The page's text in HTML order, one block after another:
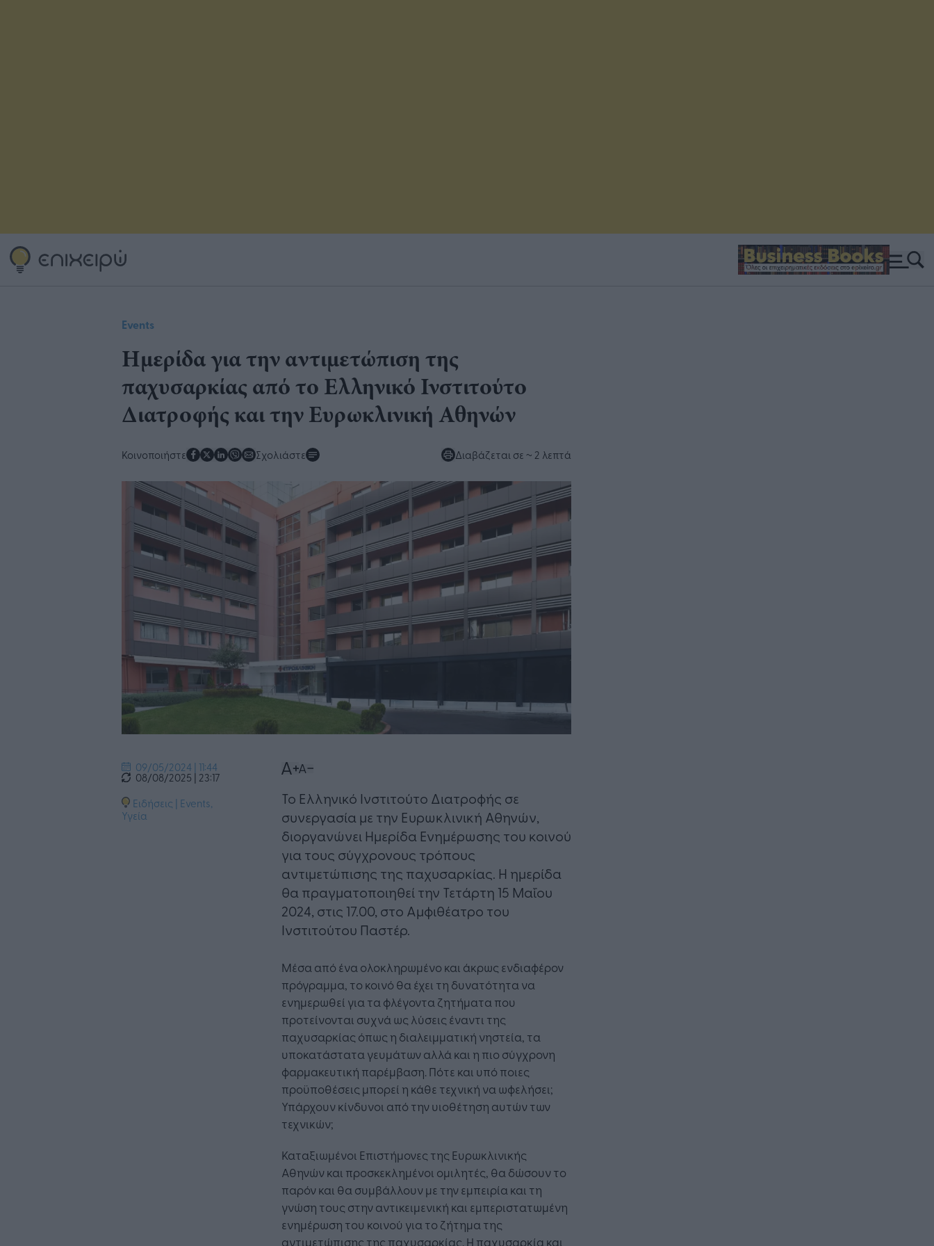
Events
​Ημερίδα για την αντιμετώπιση της
παχυσαρκίας από το Ελληνικό Ινστιτούτο
Διατροφής και την Ευρωκλινική Αθηνών
Κοινοποιήστε Σχολιάστε Διαβάζεται σε ~ 2 λεπτά
09/05/2024 | 11:44
08/08/2025 | 23:17
Ειδήσεις | Events,
Υγεία
Το Ελληνικό Ινστιτούτο Διατροφής σε
συνεργασία με την Ευρωκλινική Αθηνών,
διοργανώνει Ημερίδα Ενημέρωσης του κοινού
για τους σύγχρονους τρόπους
αντιμετώπισης της παχυσαρκίας. Η ημερίδα
θα πραγματοποιηθεί την Τετάρτη 15 Μαΐου
2024, στις 17.00, στο Αμφιθέατρο του
Ινστιτούτου Παστέρ.
Μέσα από ένα ολοκληρωμένο και άκρως ενδιαφέρον
πρόγραμμα, το κοινό θα έχει τη δυνατότητα να
ενημερωθεί για τα φλέγοντα ζητήματα που
προτείνονται συχνά ως λύσεις έναντι της
παχυσαρκίας όπως η διαλειμματική νηστεία, τα
υποκατάστατα γευμάτων αλλά και η πιο σύγχρονη
φαρμακευτική παρέμβαση. Πότε και υπό ποιες
προϋποθέσεις μπορεί η κάθε τεχνική να ωφελήσει;
Υπάρχουν κίνδυνοι από την υιοθέτηση αυτών των
τεχνικών;
Καταξιωμένοι Επιστήμονες της Ευρωκλινικής
Αθηνών και προσκεκλημένοι ομιλητές, θα δώσουν το
παρόν και θα συμβάλλουν με την εμπειρία και τη
γνώση τους στην αντικειμενική και εμπεριστατωμένη
ενημέρωση του κοινού για το ζήτημα της
αντιμετώπισης της παχυσαρκίας. Η παχυσαρκία και